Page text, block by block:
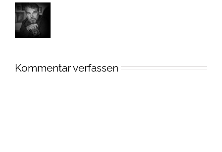
Kommentar verfassen